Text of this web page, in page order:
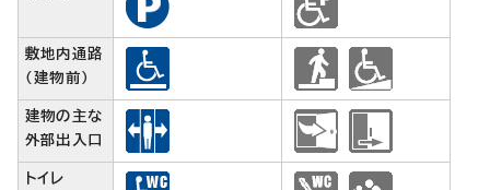
敷地内通路
（建物前）
建物の主な
外部出入口
トイレ